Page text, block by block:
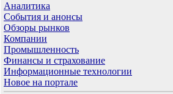
Аналитика
События и анонсы
Обзоры рынков
Компании
Промышленность
Финансы и страхование
Информационные технологии
Новое на портале